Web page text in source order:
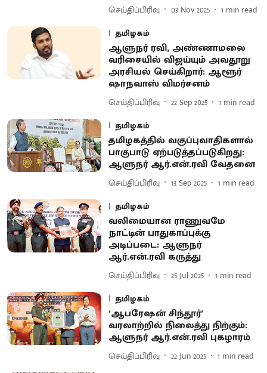
செய்திப்பிரிவு 03 Nov 2025 1 min read
தமிழகம்
ஆளுநர் ரவி, அண்ணாமலை
வரிசையில் விஜய்யும் அவதூறு
அரசியல் செய்கிறார்: ஆளூர்
ஷாநவாஸ் விமர்சனம்
செய்திப்பிரிவு 22 Sep 2025 1 min read
தமிழகம்
தமிழகத்தில் வகுப்புவாதிகளால்
பாகுபாடு ஏற்படுத்தப்படுகிறது:
ஆளுநர் ஆர்.என்.ரவி வேதனை
செய்திப்பிரிவு 13 Sep 2025 1 min read
தமிழகம்
வலிமையான ராணுவமே
நாட்டின் பாதுகாப்புக்கு
அடிப்படை: ஆளுநர்
ஆர்.என்.ரவி கருத்து
செய்திப்பிரிவு 25 Jul 2025 1 min read
தமிழகம்
‘ஆபரேஷன் சிந்தூர்’
வரலாற்றில் நிலைத்து நிற்கும்:
ஆளுநர் ஆர்.என்.ரவி புகழாரம்
செய்திப்பிரிவு 22 Jun 2025 1 min read